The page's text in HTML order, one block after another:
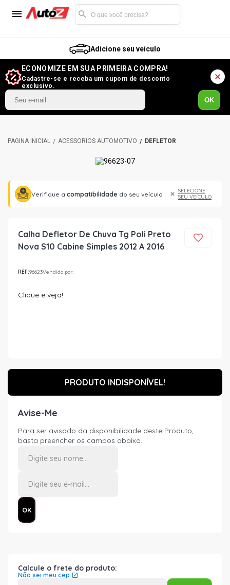
Adicione seu veículo
ECONOMIZE EM SUA PRIMEIRA COMPRA!
Cadastre-se e receba um cupom de desconto
exclusivo.
OK
ACESSÓRIOS AUTOMOTIVO DEFLETOR
Verifique a compatibilidade do seu veículo
SELECIONE
SEU VEÍCULO
Calha Defletor De Chuva Tg Poli Preto
Nova S10 Cabine Simples 2012 A 2016
REF:96623Vendido por:
Clique e veja!
PRODUTO INDISPONÍVEL!
Avise-Me
Para ser avisado da disponibilidade deste Produto,
basta preencher os campos abaixo.
Calcule o frete do produto:
Não sei meu cep